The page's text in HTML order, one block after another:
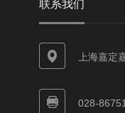
联系我们
上海嘉定
028-